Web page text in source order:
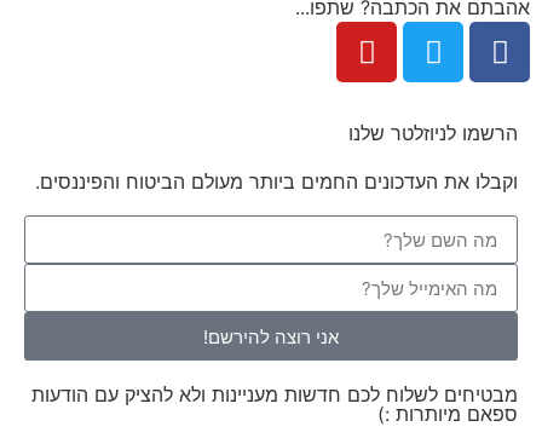
אהבתם את הכתבה? שתפו...
הרשמו לניוזלטר שלנו
וקבלו את העדכונים החמים ביותר מעולם הביטוח והפיננסים.
אני רוצה להירשם!
מבטיחים לשלוח לכם חדשות מעניינות ולא להציק עם הודעות
ספאם מיותרות :)